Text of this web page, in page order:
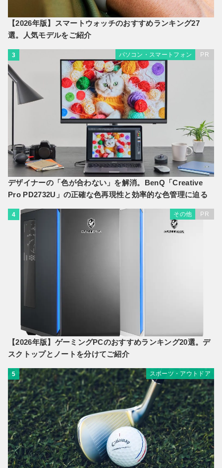
【2026年版】スマートウォッチのおすすめランキング27
選。人気モデルをご紹介
3 パソコン・スマートフォン PR
デザイナーの「色が合わない」を解消。BenQ「Creative
Pro PD2732U」の正確な色再現性と効率的な色管理に迫る
4 その他 PR
【2026年版】ゲーミングPCのおすすめランキング20選。デ
スクトップとノートを分けてご紹介
5 スポーツ・アウトドア